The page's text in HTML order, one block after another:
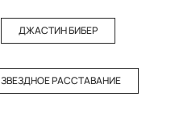
ДЖАСТИН БИБЕР
ЗВЕЗДНОЕ РАССТАВАНИЕ